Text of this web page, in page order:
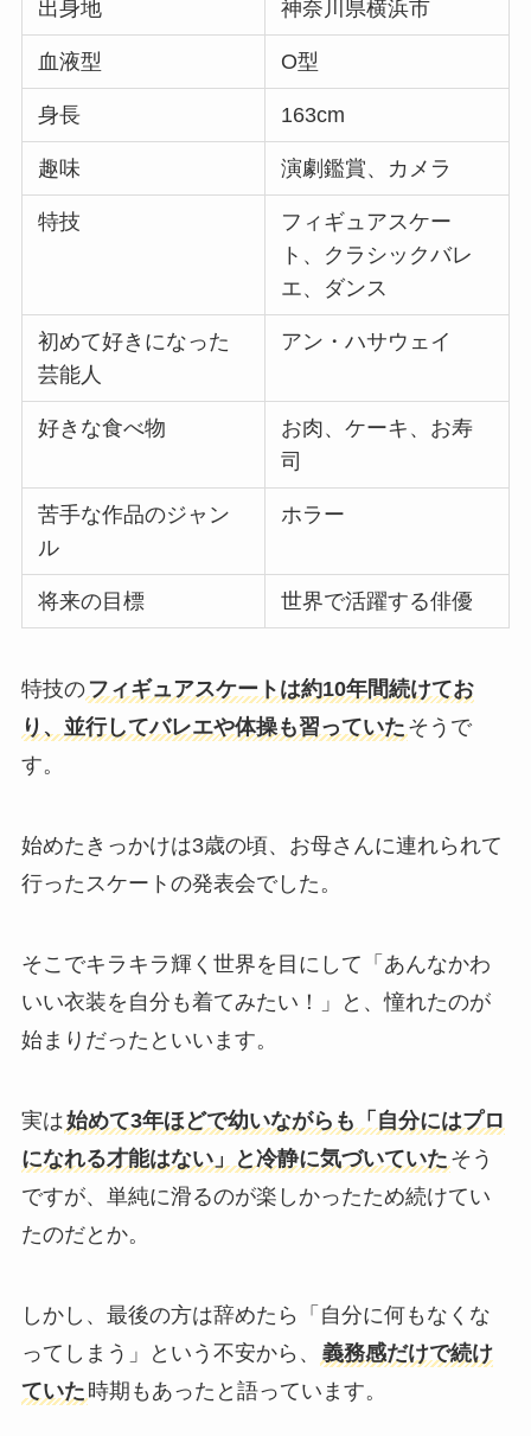
出身地 神奈川県横浜市
血液型 O型
身長 163cm
趣味 演劇鑑賞、カメラ
特技
フィギュアスケー
ト、クラシックバレ
エ、ダンス
初めて好きになった
芸能人
アン・ハサウェイ
好きな食べ物
お肉、ケーキ、お寿
司
苦手な作品のジャン
ル
ホラー
将来の目標 世界で活躍する俳優
特技の フィギュアスケートは約10年間続けてお
り、並行してバレエや体操も習っていた そうで
す。
始めたきっかけは3歳の頃、お母さんに連れられて
行ったスケートの発表会でした。
そこでキラキラ輝く世界を目にして「あんなかわ
いい衣装を自分も着てみたい！」と、憧れたのが
始まりだったといいます。
実は始めて3年ほどで幼いながらも「自分にはプロ
になれる才能はない」と冷静に気づいていた そう
ですが、単純に滑るのが楽しかったため続けてい
たのだとか。
しかし、最後の方は辞めたら「自分に何もなくな
ってしまう」という不安から、
義務感だけで続け
ていた 時期もあったと語っています。